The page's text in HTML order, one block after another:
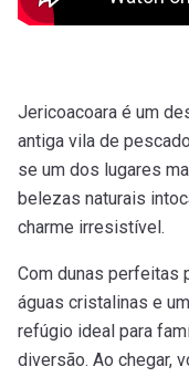
Jericoacoara é um
antiga vila de
se um dos lugares
belezas naturais
charme irresistível.
Com dunas perfeitas
águas cristalinas e
refúgio ideal para
diversão. Ao chegar,